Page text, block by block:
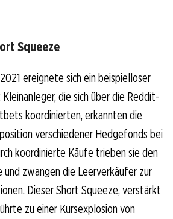
Squeeze
ereignete sich ein beispielloser
die sich über die Reddit-
koordinierten, erkannten die
verschiedener Hedgefonds bei
koordinierte Käufe trieben sie den
und zwangen die Leerverkäufer zur
Dieser Short Squeeze, verstärkt
zu einer Kursexplosion von